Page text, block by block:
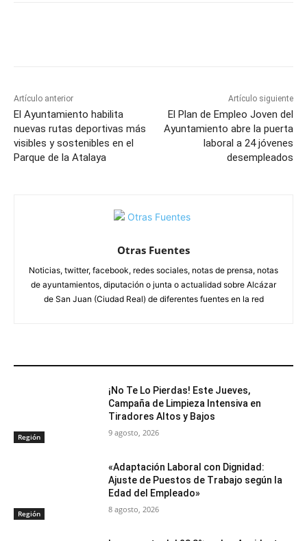
Artículo anterior
El Ayuntamiento habilita
nuevas rutas deportivas más
visibles y sostenibles en el
Parque de la Atalaya
Artículo siguiente
El Plan de Empleo Joven del
Ayuntamiento abre la puerta
laboral a 24 jóvenes
desempleados
Otras Fuentes
Noticias, twitter, facebook, redes sociales, notas de prensa, notas
de ayuntamientos, diputación o junta o actualidad sobre Alcázar
de San Juan (Ciudad Real) de diferentes fuentes en la red
Región
¡No Te Lo Pierdas! Este Jueves,
Campaña de Limpieza Intensiva en
Tiradores Altos y Bajos
9 agosto, 2026
Región
«Adaptación Laboral con Dignidad:
Ajuste de Puestos de Trabajo según la
Edad del Empleado»
8 agosto, 2026